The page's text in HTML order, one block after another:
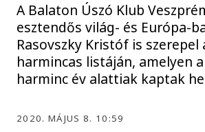
A Balaton Úszó Klub
esztendős világ- és Európa-
Rasovszky Kristóf is szerepel
harmincas listáján, amelyen
harminc év alattiak kaptak
2020. MÁJUS 8. 10:59